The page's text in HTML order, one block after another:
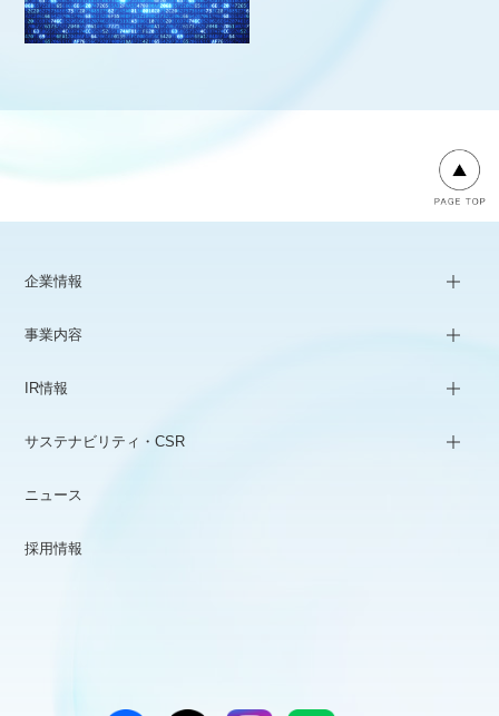
企業情報
事業内容
IR情報
サステナビリティ・CSR
ニュース
採用情報